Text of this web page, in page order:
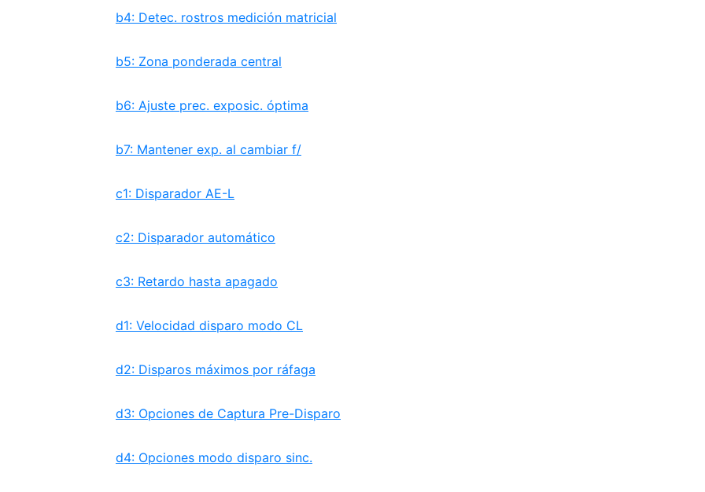
b4: Detec. rostros medición matricial
b5: Zona ponderada central
b6: Ajuste prec. exposic. óptima
b7: Mantener exp. al cambiar f/
c1: Disparador AE-L
c2: Disparador automático
c3: Retardo hasta apagado
d1: Velocidad disparo modo CL
d2: Disparos máximos por ráfaga
d3: Opciones de Captura Pre-Disparo
d4: Opciones modo disparo sinc.